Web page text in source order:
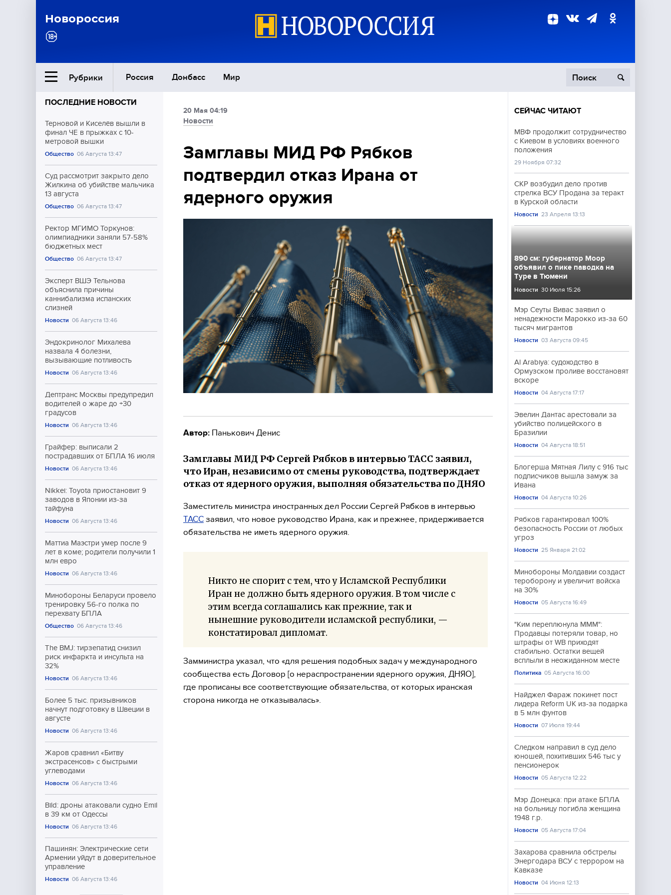
Новороссия
Рубрики Россия Донбасс Мир
Ближний Восток
Общество
Экономика
Происшествия
Культура
Спорт
ПОСЛЕДНИЕ НОВОСТИ
Терновой и Киселёв вышли в
финал ЧЕ в прыжках с 10-
метровой вышки
Общество 06 Августа 13:47
Суд рассмотрит закрыто дело
Жилкина об убийстве мальчика
13 августа
Общество 06 Августа 13:47
Ректор МГИМО Торкунов:
олимпиадники заняли 57-58%
бюджетных мест
Общество 06 Августа 13:47
Эксперт ВШЭ Тельнова
объяснила причины
каннибализма испанских
слизней
Новости 06 Августа 13:46
Эндокринолог Михалева
назвала 4 болезни,
вызывающие потливость
Новости 06 Августа 13:46
Дептранс Москвы предупредил
водителей о жаре до +30
градусов
Новости 06 Августа 13:46
Грайфер: выписали 2
пострадавших от БПЛА 16 июля
Новости 06 Августа 13:46
Nikkei: Toyota приостановит 9
заводов в Японии из-за
тайфуна
Новости 06 Августа 13:46
Маттиа Маэстри умер после 9
лет в коме; родители получили 1
млн евро
Новости 06 Августа 13:46
Минобороны Беларуси провело
тренировку 56-го полка по
перехвату БПЛА
Общество 06 Августа 13:46
The BMJ: тирзепатид снизил
риск инфаркта и инсульта на
32%
Новости 06 Августа 13:46
Более 5 тыс. призывников
начнут подготовку в Швеции в
августе
Новости 06 Августа 13:46
Жаров сравнил «Битву
экстрасенсов» с быстрыми
углеводами
Новости 06 Августа 13:46
Bild: дроны атаковали судно Emil
в 39 км от Одессы
Новости 06 Августа 13:46
Пашинян: Электрические сети
Армении уйдут в доверительное
управление
Новости 06 Августа 13:46
20 Мая 04:19
Новости
Замглавы МИД РФ Рябков
подтвердил отказ Ирана от
ядерного оружия
Автор: Панькович Денис
Замглавы МИД РФ Сергей Рябков в интервью ТАСС заявил,
что Иран, независимо от смены руководства, подтверждает
отказ от ядерного оружия, выполняя обязательства по ДНЯО
Заместитель министра иностранных дел России Сергей Рябков в интервью
ТАСС заявил, что новое руководство Ирана, как и прежнее, придерживается
обязательства не иметь ядерного оружия.
Никто не спорит с тем, что у Исламской Республики
Иран не должно быть ядерного оружия. В том числе с
этим всегда соглашались как прежние, так и
нынешние руководители исламской республики, —
констатировал дипломат.
Замминистра указал, что «для решения подобных задач у международного
сообщества есть Договор [о нераспространении ядерного оружия, ДНЯО],
где прописаны все соответствующие обязательства, от которых иранская
сторона никогда не отказывалась».
СЕЙЧАС ЧИТАЮТ
МВФ продолжит сотрудничество
с Киевом в условиях военного
положения
29 Ноября 07:32
СКР возбудил дело против
стрелка ВСУ Продана за теракт
в Курской области
Новости 23 Апреля 13:13
890 см: губернатор Моор
объявил о пике паводка на
Туре в Тюмени
Новости 30 Июля 15:26
Мэр Сеуты Вивас заявил о
ненадежности Марокко из-за 60
тысяч мигрантов
Новости 03 Августа 09:45
Al Arabiya: судоходство в
Ормузском проливе восстановят
вскоре
Новости 04 Августа 17:17
Эвелин Дантас арестовали за
убийство полицейского в
Бразилии
Новости 04 Августа 18:51
Блогерша Мятная Лилу с 916 тыс
подписчиков вышла замуж за
Ивана
Новости 04 Августа 10:26
Рябков гарантировал 100%
безопасность России от любых
угроз
Новости 25 Января 21:02
Минобороны Молдавии создаст
тероборону и увеличит войска
на 30%
Новости 05 Августа 16:49
"Ким переплюнула МММ":
Продавцы потеряли товар, но
штрафы от WB приходят
стабильно. Остатки вещей
всплыли в неожиданном месте
Политика 05 Августа 16:00
Найджел Фараж покинет пост
лидера Reform UK из-за подарка
в 5 млн фунтов
Новости 07 Июля 19:44
Следком направил в суд дело
юношей, похитивших 546 тыс у
пенсионерок
Новости 05 Августа 12:22
Мэр Донецка: при атаке БПЛА
на больницу погибла женщина
1948 г.р.
Новости 05 Августа 17:04
Захарова сравнила обстрелы
Энергодара ВСУ с террором на
Кавказе
Новости 04 Июня 12:13